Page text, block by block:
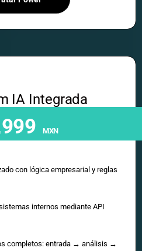
IA Integrada
MXN
con lógica empresarial y reglas
internos mediante API
completos: entrada → análisis →